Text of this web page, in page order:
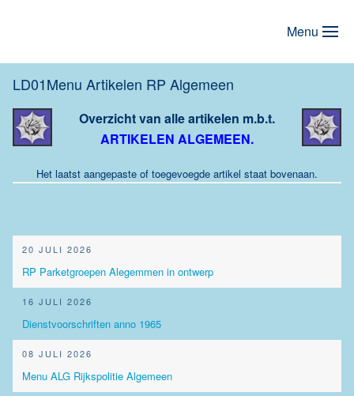
Menu
LD01Menu Artikelen RP Algemeen
Overzicht van alle artikelen m.b.t.
ARTIKELEN ALGEMEEN.
Het laatst aangepaste of toegevoegde artikel staat bovenaan.
20 JULI 2026
RP Parketgroepen Alegemmen in ontwerp
16 JULI 2026
Dienstvoorschriften anno 1965
08 JULI 2026
Menu ALG Rijkspolitie Algemeen